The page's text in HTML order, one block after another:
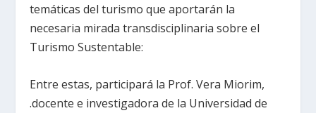
temáticas del turismo que aportarán la
necesaria mirada transdisciplinaria sobre el
Turismo Sustentable:
Entre estas, participará la Prof. Vera Miorim,
.docente e investigadora de la Universidad de